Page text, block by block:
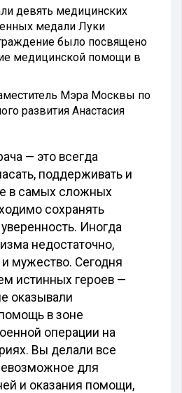
девять медицинских
медали Луки
было посвящено
медицинской помощи в
Мэра Москвы по
развития Анастасия
— это всегда
поддерживать и
в самых сложных
сохранять
Иногда
недостаточно,
мужество. Сегодня
истинных героев —
оказывали
в зоне
операции на
Вы делали все
для
и оказания помощи,